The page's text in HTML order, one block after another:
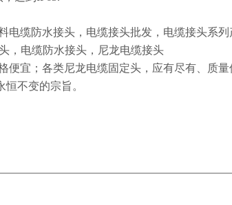
电缆防水接头，电缆接头批发，电缆接头系列
，电缆防水接头，尼龙电缆接头
便宜；各类尼龙电缆固定头，应有尽有、质量
不变的宗旨。